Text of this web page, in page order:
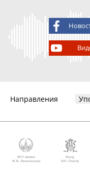
Направления
МГУ имени
М.В. Ломоносова
Фонд
AVC Charity